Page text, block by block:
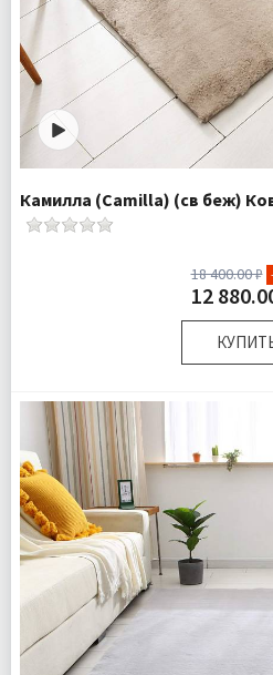
Камилла (Camilla) (св беж)
18 400.00 ₽
12
Плотность:
Комплектация:
Ткань:
Доставка: